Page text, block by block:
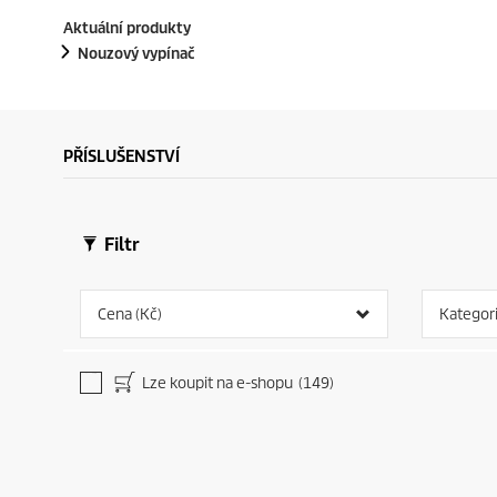
Aktuální produkty
Nouzový vypínač
PŘÍSLUŠENSTVÍ
Filtr
Cena (Kč)
Lze koupit na e-shopu (149)